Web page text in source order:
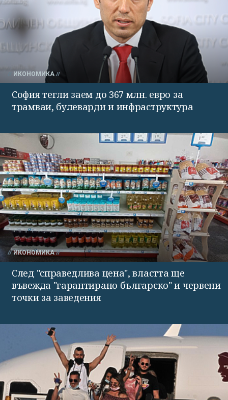
ИКОНОМИКА
София тегли заем до 367 млн. евро за
трамваи, булеварди и инфраструктура
ИКОНОМИКА
След "справедлива цена", властта ще
въвежда "гарантирано българско" и червени
точки за заведения